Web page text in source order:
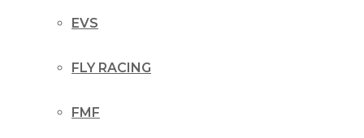
EVS
FLY RACING
FMF